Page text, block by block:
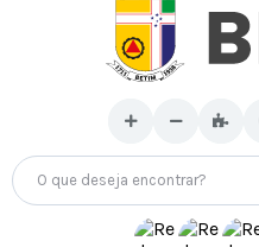
O que deseja encontrar?